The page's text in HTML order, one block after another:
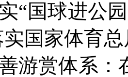
“国球进公
国家体育
游赏体系：